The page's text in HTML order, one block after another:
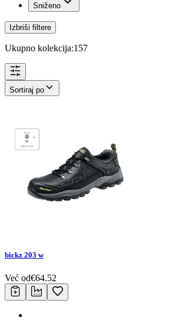
Sniženo
Izbriši filtere
Ukupno kolekcija:157
Sortiraj po
bickz 203 w
Već od€64.52